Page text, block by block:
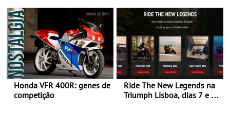
Marrocos, de 23 abril a 1
maio - The ultimate
experience in Morocco
ganhar
Honda VFR 400R: genes de
competição
Ride The New Legends na
Triumph Lisboa, dias 7 e 8